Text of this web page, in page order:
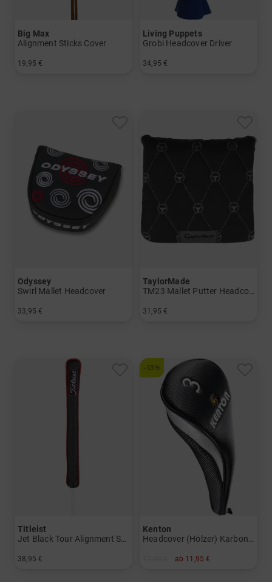
Big Max
Alignment Sticks Cover
19,95 €
Living Puppets
Grobi Headcover Driver
34,95 €
Odyssey
Swirl Mallet Headcover
33,95 €
TaylorMade
31,95 €
Titleist
38,95 €
-33%
Kenton
ab 11,95 €